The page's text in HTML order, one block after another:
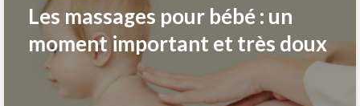
Les massages pour bébé : un
moment important et très doux